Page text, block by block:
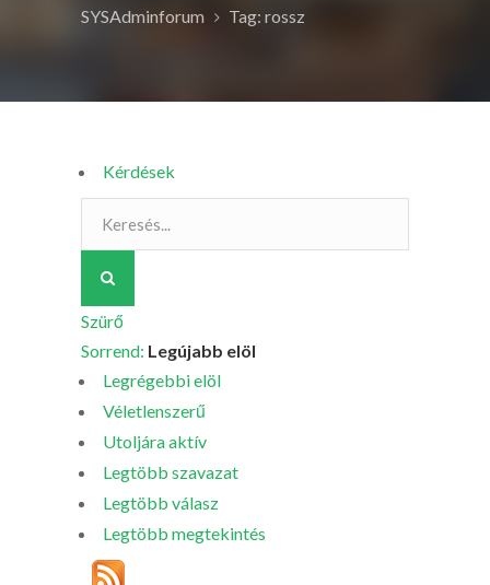
SYSAdminforum Tag: rossz
Kérdések
Szürő
Sorrend: Legújabb elöl
Legrégebbi elöl
Véletlenszerű
Utoljára aktív
Legtöbb szavazat
Legtöbb válasz
Legtöbb megtekintés